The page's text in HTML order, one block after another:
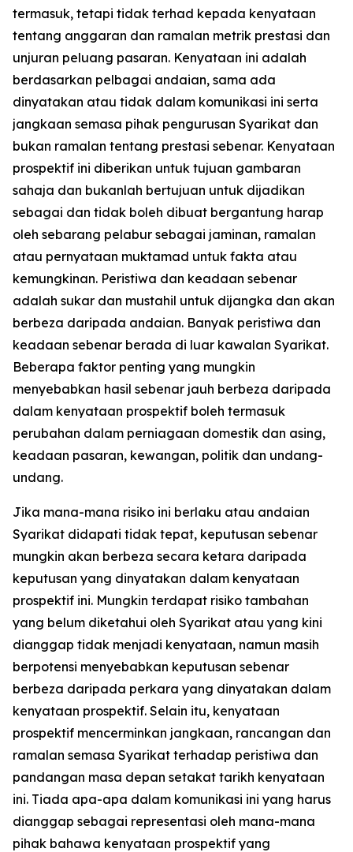
termasuk, tetapi tidak terhad kepada kenyataan
tentang anggaran dan ramalan metrik prestasi dan
unjuran peluang pasaran. Kenyataan ini adalah
berdasarkan pelbagai andaian, sama ada
dinyatakan atau tidak dalam komunikasi ini serta
jangkaan semasa pihak pengurusan Syarikat dan
bukan ramalan tentang prestasi sebenar. Kenyataan
prospektif ini diberikan untuk tujuan gambaran
sahaja dan bukanlah bertujuan untuk dijadikan
sebagai dan tidak boleh dibuat bergantung harap
oleh sebarang pelabur sebagai jaminan, ramalan
atau pernyataan muktamad untuk fakta atau
kemungkinan. Peristiwa dan keadaan sebenar
adalah sukar dan mustahil untuk dijangka dan akan
berbeza daripada andaian. Banyak peristiwa dan
keadaan sebenar berada di luar kawalan Syarikat.
Beberapa faktor penting yang mungkin
menyebabkan hasil sebenar jauh berbeza daripada
dalam kenyataan prospektif boleh termasuk
perubahan dalam perniagaan domestik dan asing,
keadaan pasaran, kewangan, politik dan undang-
undang.
Jika mana-mana risiko ini berlaku atau andaian
Syarikat didapati tidak tepat, keputusan sebenar
mungkin akan berbeza secara ketara daripada
keputusan yang dinyatakan dalam kenyataan
prospektif ini. Mungkin terdapat risiko tambahan
yang belum diketahui oleh Syarikat atau yang kini
dianggap tidak menjadi kenyataan, namun masih
berpotensi menyebabkan keputusan sebenar
berbeza daripada perkara yang dinyatakan dalam
kenyataan prospektif. Selain itu, kenyataan
prospektif mencerminkan jangkaan, rancangan dan
ramalan semasa Syarikat terhadap peristiwa dan
pandangan masa depan setakat tarikh kenyataan
ini. Tiada apa-apa dalam komunikasi ini yang harus
dianggap sebagai representasi oleh mana-mana
pihak bahawa kenyataan prospektif yang